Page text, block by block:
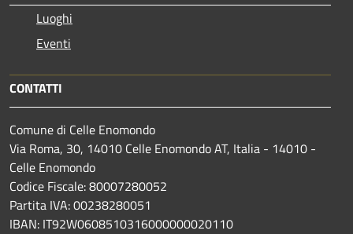
Luoghi
Eventi
CONTATTI
Comune di Celle Enomondo
Via Roma, 30, 14010 Celle Enomondo AT, Italia - 14010 -
Celle Enomondo
Codice Fiscale: 80007280052
Partita IVA: 00238280051
IBAN: IT92W0608510316000000020110